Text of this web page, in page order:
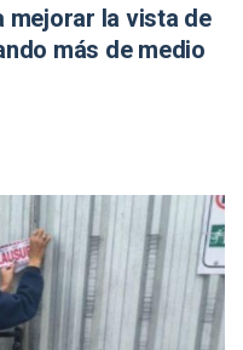
mejorar la vista de
más de medio